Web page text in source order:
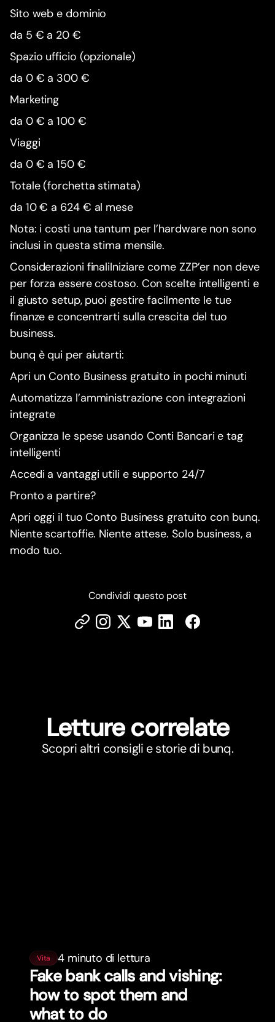
Sito web e dominio
da 5 € a 20 €
Spazio ufficio (opzionale)
da 0 € a 300 €
Marketing
da 0 € a 100 €
Viaggi
da 0 € a 150 €
Totale (forchetta stimata)
da 10 € a 624 € al mese
Nota: i costi una tantum per l’hardware non sono
inclusi in questa stima mensile.
Considerazioni finaliIniziare come ZZP’er non deve
per forza essere costoso. Con scelte intelligenti e
il giusto setup, puoi gestire facilmente le tue
finanze e concentrarti sulla crescita del tuo
business.
bunq è qui per aiutarti:
Apri un Conto Business gratuito in pochi minuti
Automatizza l’amministrazione con integrazioni
integrate
Organizza le spese usando Conti Bancari e tag
intelligenti
Accedi a vantaggi utili e supporto 24/7
Pronto a partire?
Apri oggi il tuo Conto Business gratuito con bunq.
Niente scartoffie. Niente attese. Solo business, a
modo tuo.
Condividi questo post
Letture correlate
Scopri altri consigli e storie di bunq.
Vita 4 minuto di lettura
Fake bank calls and vishing:
how to spot them and
what to do